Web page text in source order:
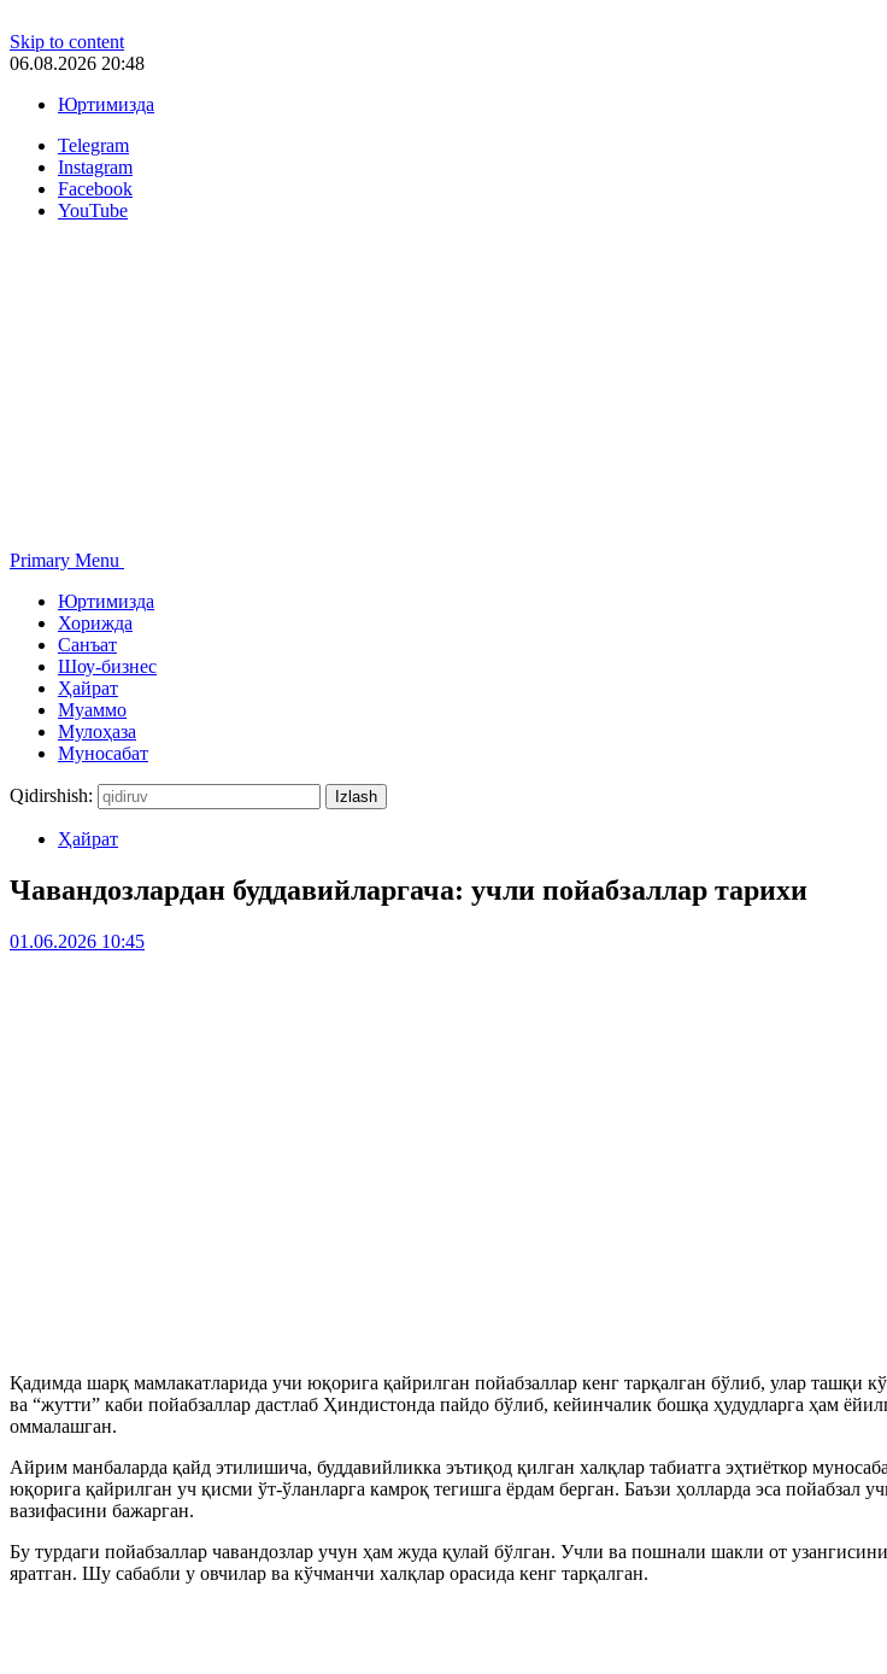
Skip to content
06.08.2026 20:48
Юртимизда
Telegram
Instagram
Facebook
YouTube
Primary Menu
Юртимизда
Хорижда
Санъат
Шоу-бизнес
Ҳайрат
Муаммо
Мулоҳаза
Муносабат
Qidirshish:
Ҳайрат
Чавандозлардан буддавийларгача: учли пойабзаллар тарихи
01.06.2026 10:45
Қадимда шарқ мамлакатларида учи юқорига қайрилган пойабзаллар кенг тарқалган бўлиб, улар
ва “жутти” каби пойабзаллар дастлаб Ҳиндистонда пайдо бўлиб, кейинчалик бошқа ҳудудларга ҳам
оммалашган.
Айрим манбаларда қайд этилишича, буддавийликка эътиқод қилган халқлар табиатга эҳтиёткор
юқорига қайрилган уч қисми ўт-ўланларга камроқ тегишга ёрдам берган. Баъзи ҳолларда эса
вазифасини бажарган.
Бу турдаги пойабзаллар чавандозлар учун ҳам жуда қулай бўлган. Учли ва пошнали шакли от
яратган. Шу сабабли у овчилар ва кўчманчи халқлар орасида кенг тарқалган.